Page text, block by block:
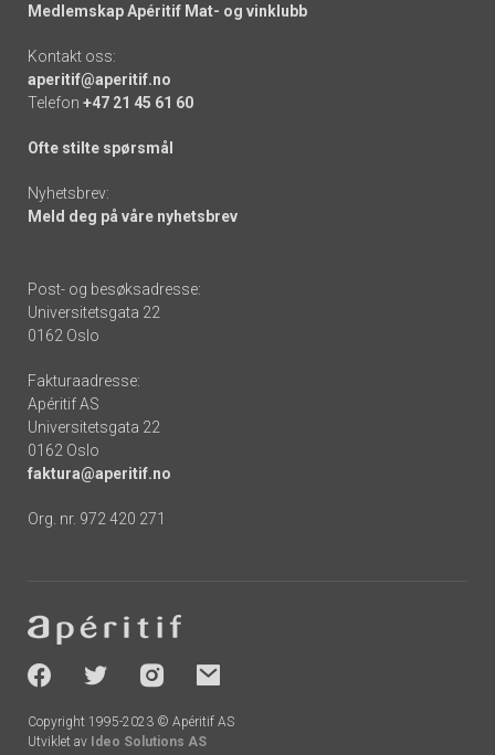
Medlemskap Apéritif Mat- og vinklubb
Kontakt oss:
aperitif@aperitif.no
Telefon +47 21 45 61 60
Ofte stilte spørsmål
Nyhetsbrev:
Meld deg på våre nyhetsbrev
Post- og besøksadresse:
Universitetsgata 22
0162 Oslo
Fakturaadresse:
Apéritif AS
Universitetsgata 22
0162 Oslo
faktura@aperitif.no
Org. nr. 972 420 271
-
socials
Copyright 1995-2023 © Apéritif AS
Utviklet av Ideo Solutions AS